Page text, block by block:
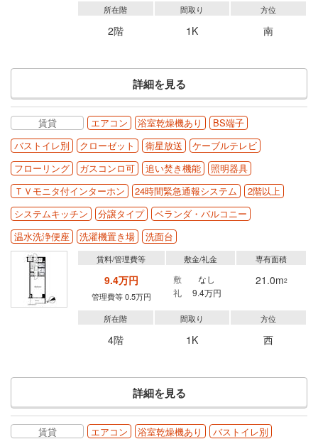
所在階
2階
間取り
1K
方位
南
詳細を見る
賃貸 エアコン 浴室乾燥機あり
BS端子
バストイレ別
クローゼット 衛星放送
ケーブルテレビ
フローリング
ガスコンロ可 追い焚き機能
照明器具
ＴＶモニタ付インターホン
24時間緊急通報システム
2階以上
システムキッチン
分譲タイプ
ベランダ・バルコニー
温水洗浄便座
洗濯機置き場 洗面台
賃料/管理費等
9.4万円
管理費等 0.5万円
敷金/礼金
敷
なし
礼
9.4万円
専有面積
21.0m2
所在階
4階
間取り
1K
方位
西
詳細を見る
賃貸 エアコン 浴室乾燥機あり
バストイレ別